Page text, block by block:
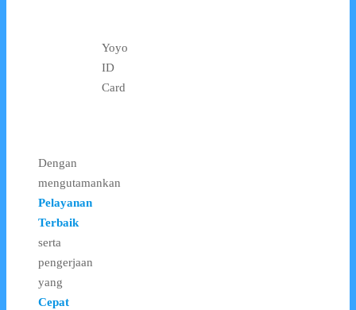
Yoyo
ID
Card
Dengan
mengutamankan
Pelayanan
Terbaik
serta
pengerjaan
yang
Cepat